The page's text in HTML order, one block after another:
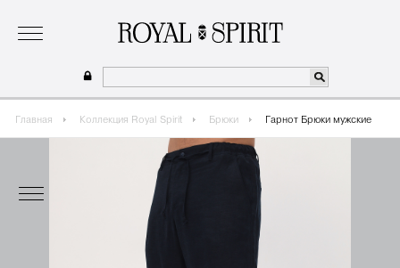
сотрудничество где купить
Главная Коллекция Royal Spirit Брюки Гарнот Брюки мужские